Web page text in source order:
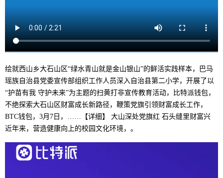
绘就西山乡大石山区“绿水青山就是金山银山”的鲜活实践样本，巴马
瑶族自治县党委宣传部组织工作人员深入自治县第二小学，开展了以
“护苗有我 守护未来”为主题的扫黄打非宣传教育活动，比特派钱包，
不绝探索大石山区财富成长新路径，鞭策党旗引领财富成长工作，
BTC钱包，3月7日，……【详细】 大山深处党旗红 石头缝里财富兴
近年来，营造健康向上的校园文化环境，。